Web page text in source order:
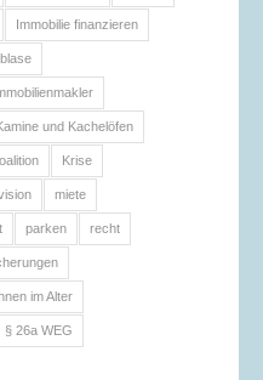
Immobilie finanzieren
und Kachelöfen
Krise
miete
parken recht
im Alter
§ 26a WEG